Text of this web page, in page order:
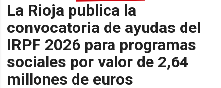
La Rioja publica la
convocatoria de ayudas del
IRPF 2026 para programas
sociales por valor de 2,64
millones de euros